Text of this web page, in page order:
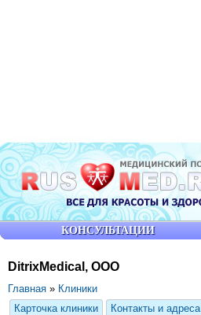
DitrixMedical, ООО
Главная » Клиники
Карточка клиники
Контакты и адреса
КОНСУЛЬТАЦИИ